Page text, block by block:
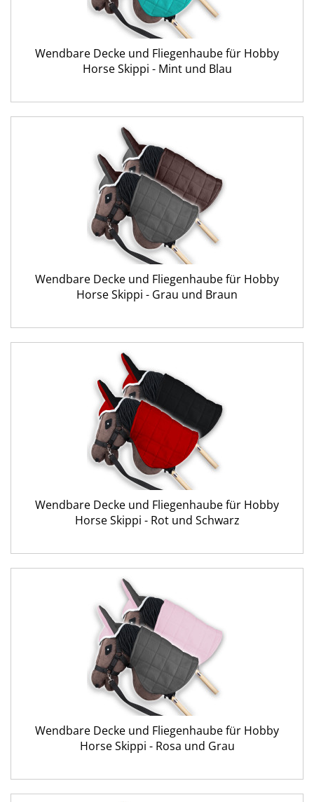
Wendbare Decke und Fliegenhaube für Hobby
Horse Skippi - Mint und Blau
Wendbare Decke und Fliegenhaube für Hobby
Horse Skippi - Grau und Braun
Wendbare Decke und Fliegenhaube für Hobby
Horse Skippi - Rot und Schwarz
Wendbare Decke und Fliegenhaube für Hobby
Horse Skippi - Rosa und Grau